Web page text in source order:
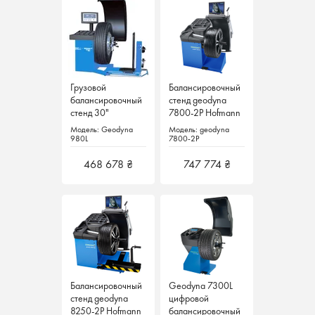
Грузовой
балансировочный
стенд 30"
Geodyna 980L
Hofmann Германия
Модель: Geodyna
980L
468 678 ₴
Грузовой
балансировочный
стенд 30"
Geodyna 980L
Hofmann Германия
Модель: Geodyna
980L
468 678 ₴
Балансировочный
стенд geodyna
7800-2P Hofmann
Германия
Модель: geodyna
7800-2P
747 774 ₴
Балансировочный
стенд geodyna
7800-2P Hofmann
Германия
Модель: geodyna
7800-2P
747 774 ₴
Балансировочный
стенд geodyna
8250-2P Hofmann
Балансировочный
стенд geodyna
8250-2P Hofmann
Geodyna 7300L
цифровой
балансировочный
Geodyna 7300L
цифровой
балансировочный